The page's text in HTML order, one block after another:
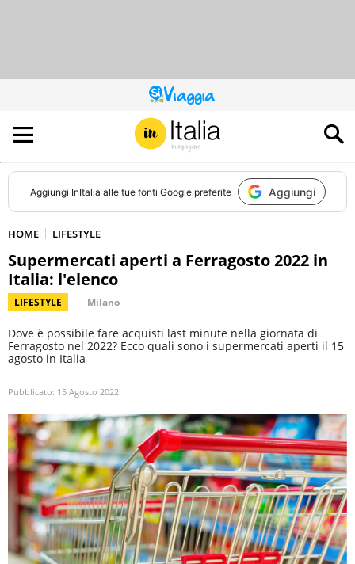
QUESTO
SITO
CONTRIBUISCE
ALL’AUDIENCE
DI
Aggiungi InItalia alle tue fonti Google preferite Aggiungi
HOME LIFESTYLE
Supermercati aperti a Ferragosto 2022 in
Italia: l'elenco
LIFESTYLE Milano
Dove è possibile fare acquisti last minute nella giornata di
Ferragosto nel 2022? Ecco quali sono i supermercati aperti il 15
agosto in Italia
Pubblicato: 15 Agosto 2022